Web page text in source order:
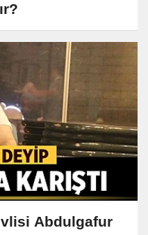
Abdulgafur